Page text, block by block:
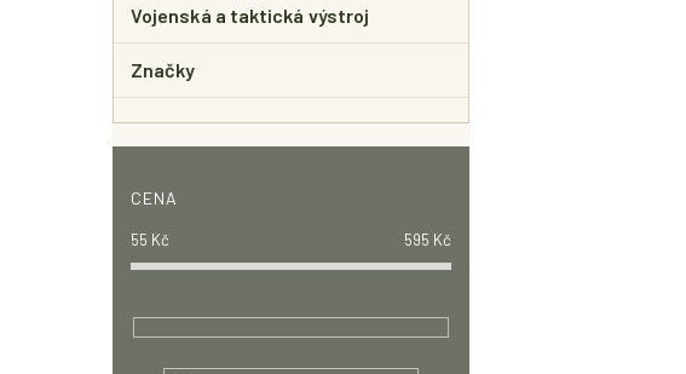
Vojenská a taktická výstroj
Značky
CENA
55 Kč 595 Kč